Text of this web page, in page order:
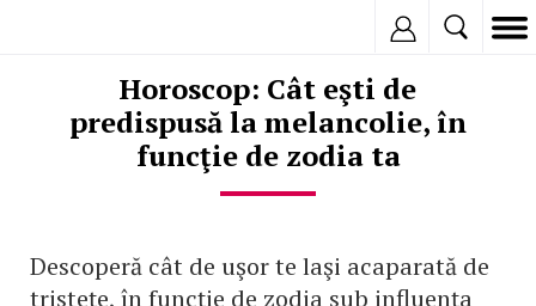
Horoscop: Cât eşti de
predispusă la melancolie, în
funcţie de zodia ta
Descoperă cât de uşor te laşi acaparată de
tristeţe, în funcţie de zodia sub influenţa